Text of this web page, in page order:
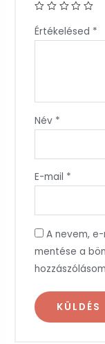
Értékelésed *
Név *
E-mail *
A nevem,
mentése a